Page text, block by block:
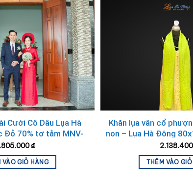
cao cấp.
người thân.
cao.
ở đâu?
gốc từ làng nghề Vạn Phúc. Mỗi sản phẩm là
của bạn ngay hôm nay với chiếc cà vạt lụa
Cưới Cô Dâu Lụa Hà
Đỏ 70% tơ tằm MNV-
KGHC08₫
VÀO GIỎ HÀNG
Khăn lụa vân cổ
non – Lụa Hà Đông
6
THÊM VÀO